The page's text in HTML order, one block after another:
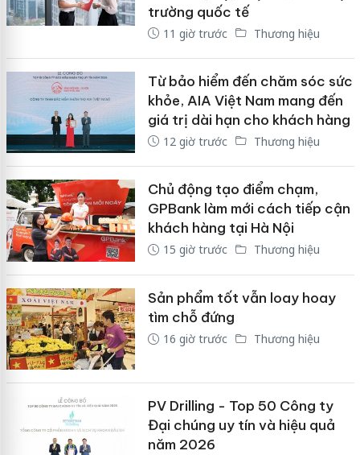
trường quốc tế
11 giờ trước Thương hiệu
Từ bảo hiểm đến chăm sóc sức
khỏe, AIA Việt Nam mang đến
giá trị dài hạn cho khách hàng
12 giờ trước Thương hiệu
Chủ động tạo điểm chạm,
GPBank làm mới cách tiếp cận
khách hàng tại Hà Nội
15 giờ trước Thương hiệu
Sản phẩm tốt vẫn loay hoay
tìm chỗ đứng
16 giờ trước Thương hiệu
PV Drilling - Top 50 Công ty
Đại chúng uy tín và hiệu quả
năm 2026